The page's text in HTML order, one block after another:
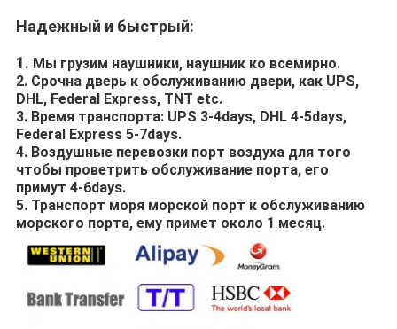
Надежный и быстрый:
1. Мы грузим наушники, наушник ко всемирно.
2. Срочна дверь к обслуживанию двери, как UPS,
DHL, Federal Express, TNT etc.
3. Время транспорта: UPS 3-4days, DHL 4-5days,
Federal Express 5-7days.
4. Воздушные перевозки порт воздуха для того
чтобы проветрить обслуживание порта, его
примут 4-6days.
5. Транспорт моря морской порт к обслуживанию
морского порта, ему примет около 1 месяц.